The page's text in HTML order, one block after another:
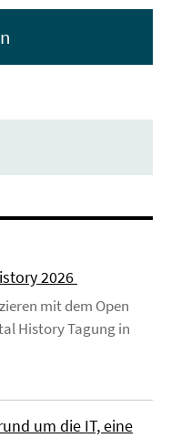
2026
mit dem Open
History Tagung in
um die IT, eine